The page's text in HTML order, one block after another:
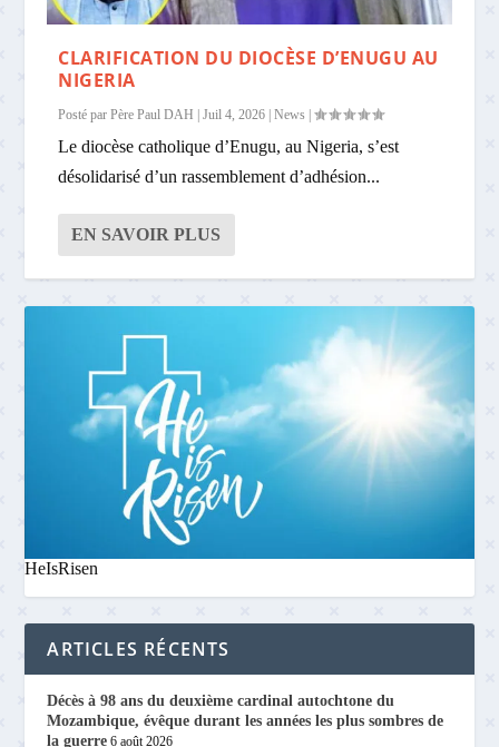
CLARIFICATION DU DIOCÈSE D’ENUGU AU
NIGERIA
Posté parPère Paul DAH |Juil 4, 2026 |News |
Le diocèse catholique d’Enugu, au Nigeria, s’est
désolidarisé d’un rassemblement d’adhésion...
EN SAVOIR PLUS
HeIsRisen
ARTICLES RÉCENTS
Décès à 98 ans du deuxième cardinal autochtone du
Mozambique, évêque durant les années les plus sombres de
la guerre 6 août 2026